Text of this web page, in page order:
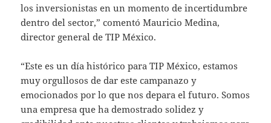
los inversionistas en un momento de incertidumbre
dentro del sector,” comentó Mauricio Medina,
director general de TIP México.
“Este es un día histórico para TIP México, estamos
muy orgullosos de dar este campanazo y
emocionados por lo que nos depara el futuro. Somos
una empresa que ha demostrado solidez y